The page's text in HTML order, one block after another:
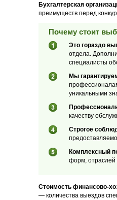
Бухгалтерская
преимуществ перед
Почему стоит
Это гораздо
отдела.
специалисты
Мы
уникальными
качеству
Строгое
Комплексный
форм,
Стоимость финансово-
— количества выездов